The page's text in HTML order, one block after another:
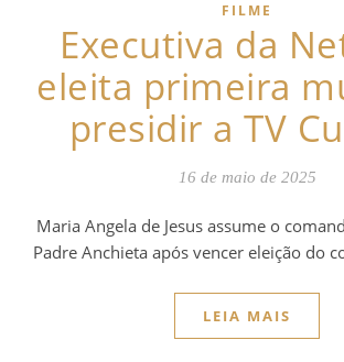
FILME
Executiva da
eleita primeira
presidir a TV
16 de maio de 2025
Maria Angela de Jesus assume o comando da Fundação
Padre Anchieta após vencer eleição do
LEIA MAIS